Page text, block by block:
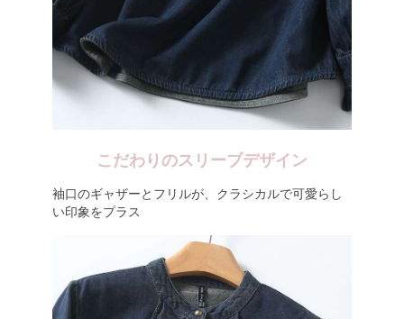
こだわりのスリーブデザイン
袖口のギャザーとフリルが、クラシカルで可愛らし
い印象をプラス